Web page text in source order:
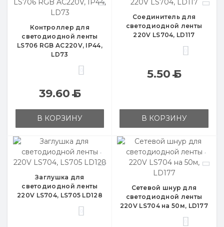
Контроллер для
светодиодной ленты
LS706 RGB AC220V, IP44,
LD73
39.60Б
В КОРЗИНУ
Соединитель для
светодиодной ленты
220V LS704, LD117
5.50Б
В КОРЗИНУ
Заглушка для
светодиодной ленты
220V LS704, LS705 LD128
Сетевой шнур для
светодиодной ленты
220V LS704 на 50м, LD177